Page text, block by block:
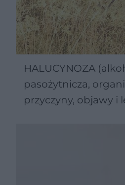
HALUCYNOZA
pasożytnicza,
przyczyny, objawy i